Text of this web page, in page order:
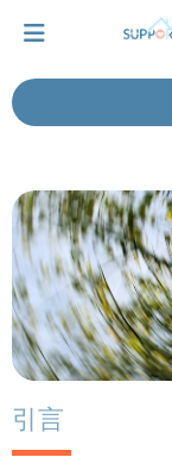
讓我們與你
擁抱每刻，留
輕鬆一下，充
引言